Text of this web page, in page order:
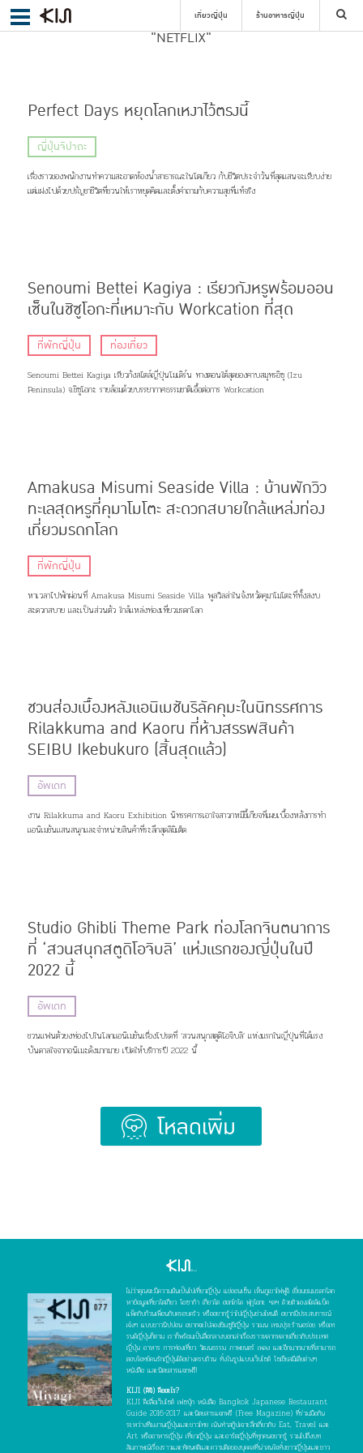
เที่ยวญี่ปุ่น ร้านอาหารญี่ปุ่น
SEARCH RESULT
"NETFLIX"
Perfect Days หยุดโลกเหงาไว้ตรงนี้
ญี่ปุ่นจิปาถะ
เรื่องราวของพนักงานทำความสะอาดห้องน้ำสาธารณะในโตเกียว กับชีวิตประจำวันที่สุดแสนจะเรียบง่าย
แต่แฝงไปด้วยปรัญชาชีวิตที่ชวนให้เราหยุดคิดและตั้งคำถามกับความสุขที่แท้จริง
Senoumi Bettei Kagiya : เรียวกังหรูพร้อมออน
เซ็นในชิซูโอกะที่เหมาะกับ Workcation ที่สุด
ที่พักญี่ปุ่น ท่องเที่ยว
Senoumi Bettei Kagiya เรียวกังสไตล์ญี่ปุ่นโมเดิร์น ทางตอนใต้สุดของคาบสมุทรอิซุ (Izu
Peninsula) จ.ชิซูโอกะ รายล้อมด้วยบรรยากาศธรรมชาติเอื้อต่อการ Workcation
Amakusa Misumi Seaside Villa : บ้านพักวิว
ทะเลสุดหรูที่คุมาโมโตะ สะดวกสบายใกล้แหล่งท่อง
เที่ยวมรดกโลก
ที่พักญี่ปุ่น
หาเวลาไปพักผ่อนที่ Amakusa Misumi Seaside Villa พูลวิลล่าในจังหวัดคุมาโมโตะที่ทั้งสงบ
สะดวกสบาย และเป็นส่วนตัว ใกล้แหล่งท่องเที่ยวมรดกโลก
ชวนส่องเบื้องหลังแอนิเมชันริลัคคุมะในนิทรรศการ
Rilakkuma and Kaoru ที่ห้างสรรพสินค้า
SEIBU Ikebukuro (สิ้นสุดแล้ว)
อัพเดท
งาน Rilakkuma and Kaoru Exhibition นิทรรศการเอาใจสาวกหมีขี้เกียจที่เผยเบื้องหลังการทำ
แอนิเมชันแสนสนุกและจำหน่ายสินค้าที่ระลึกสุดลิมิเต็ด
Studio Ghibli Theme Park ท่องโลกจินตนาการ
ที่ ‘สวนสนุกสตูดิโอจิบลิ’ แห่งแรกของญี่ปุ่นในปี
2022 นี้
อัพเดท
ชวนแฟนตัวยงท่องไปในโลกแอนิเมชันเรื่องโปรดที่ ‘สวนสนุกสตูดิโอจิบลิ’ แห่งแรกในญี่ปุ่นที่ได้แรง
บันดาลใจจากอนิเมะดังมากมาย เปิดให้บริการปี 2022 นี้
ไม่ว่าคุณจะมีความฝันเป็นไปเที่ยวญี่ปุ่น แช่ออนเซ็น เห็นภูเขาไฟฟูจิ เยี่ยมชมมรดกโลก
หาข้อมูลเที่ยวโตเกียว โอซาก้า เกียวโต ฮอกไกโด ฟุกุโอกะ ฯลฯ ด้วยตัวเองสไตล์แบ็ค
แพ็คกับก๊วนเพื่อนกับครอบครัว หรืออยากรู้ว่าไปญี่ปุ่นช่วงไหนดี อยากมีประสบการณ์
เจ๋งๆ แบบชาวนิปปอน อยากจะไปลองชิมซูชิญี่ปุ่น ราเมน เทมปุระร้านอร่อย หรือเท
รนด์ญี่ปุ่นก็ตาม เราก็พร้อมเป็นสื่อกลางบอกเล่าเรื่องราวหลากหลายเกี่ยวกับประเทศ
ญี่ปุ่น อาหาร การท่องเที่ยว วัฒนธรรม ภาพยนตร์ เพลง และอีกมากมายที่สามารถ
ตอบโจทย์คนรักญี่ปุ่นได้อย่างครบถ้วน ทั้งในรูปแบบเว็บไซต์ โซเชียลมีเดียต่างๆ
หนังสือ และนิตยสารแจกฟรี!
KIJI (คิจิ) คืออะไร?
KIJI คือสื่อเว็บไซต์ เฟซบุ๊ก หนังสือ Bangkok Japanese Restaurant
Guide 2016-2017 และนิตยสารแจกฟรี (Free Magazine) ที่ร่วมมือกัน
ระหว่างทีมงานญี่ปุ่นและชาวไทย เน้นทำสกู๊ปเจาะลึกเกี่ยวกับ Eat, Travel และ
Art หรืออาหารญี่ปุ่น เที่ยวญี่ปุ่น และอาร์ตญี่ปุ่นที่ทุกคนอยากรู้ รวมไปถึงบท
สัมภาษณ์เรื่องราวและทัศนคติและความคิดของบุคคลที่น่าสนใจทั้งชาวญี่ปุ่นและชาว